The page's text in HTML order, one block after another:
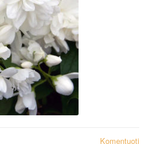
Komentuoti